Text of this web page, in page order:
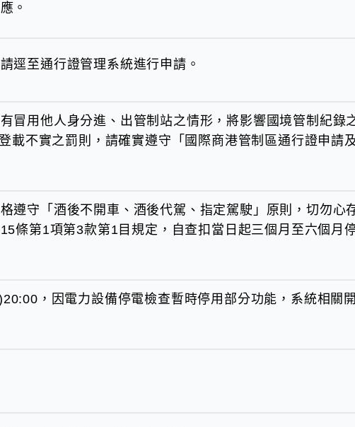
。
逕至通行證管理系統進行申請。
冒用他人身分進、出管制站之情形，將影響國境管制紀錄
載不實之罰則，請確實遵守「國際商港管制區通行證申請
遵守「酒後不開車、酒後代駕、指定駕駛」原則，切勿心
條第1項第3款第1目規定，自查扣當日起三個月至六個月
，因電力設備停電檢查暫時停用部分功能，系統相關